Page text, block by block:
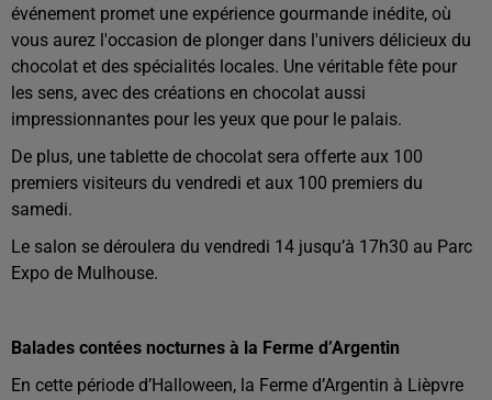
événement promet une expérience gourmande inédite, où
vous aurez l'occasion de plonger dans l'univers délicieux du
chocolat et des spécialités locales. Une véritable fête pour
les sens, avec des créations en chocolat aussi
impressionnantes pour les yeux que pour le palais.
De plus, une tablette de chocolat sera offerte aux 100
premiers visiteurs du vendredi et aux 100 premiers du
samedi.
Le salon se déroulera du vendredi 14 jusqu’à 17h30 au Parc
Expo de Mulhouse.
Balades contées nocturnes à la Ferme d’Argentin
En cette période d’Halloween, la Ferme d’Argentin à Lièpvre